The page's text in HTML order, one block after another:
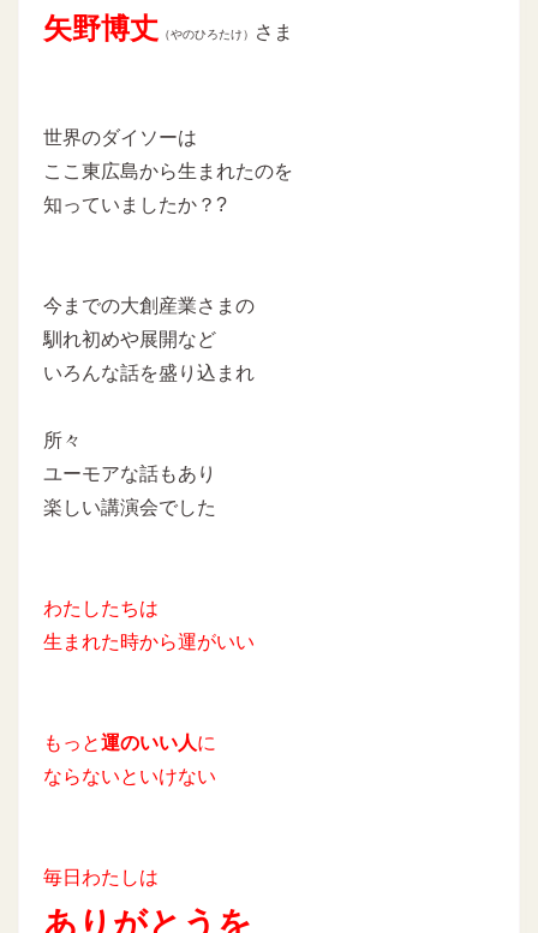
矢野博丈 （やのひろたけ） さま
世界のダイソーは
ここ東広島から生まれたのを
知っていましたか？?
今までの大創産業さまの
馴れ初めや展開など
いろんな話を盛り込まれ
所々
ユーモアな話もあり
楽しい講演会でした
わたしたちは
生まれた時から運がいい
もっと運のいい人に
ならないといけない
毎日わたしは
ありがとうを